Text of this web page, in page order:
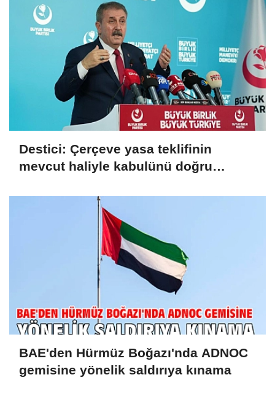
Destici: Çerçeve yasa teklifinin
mevcut haliyle kabulünü doğru
BAE'den Hürmüz Boğazı'nda ADNOC
gemisine yönelik saldırıya kınama